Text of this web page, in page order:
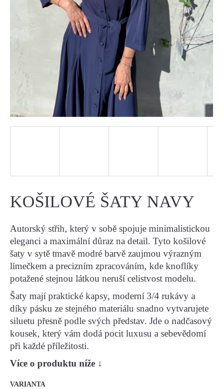
KOŠILOVÉ ŠATY NAVY
Autorský střih, který v sobě spojuje minimalistickou
eleganci a maximální důraz na detail. Tyto košilové
šaty v sytě tmavě modré barvě zaujmou výrazným
límečkem a precizním zpracováním, kde knoflíky
potažené stejnou látkou neruší celistvost modelu.
Šaty mají praktické kapsy, moderní 3/4 rukávy a
díky pásku ze stejného materiálu snadno vytvarujete
siluetu přesně podle svých představ. Jde o nadčasový
kousek, který vám dodá pocit luxusu a sebevědomí
při každé příležitosti.
Více o produktu níže ↓
VARIANTA
E
N
A
J
HLEDAT
D
O
P
O
R
U
Č
U
J